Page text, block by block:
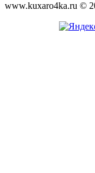
www.kuxaro4ka.ru ©